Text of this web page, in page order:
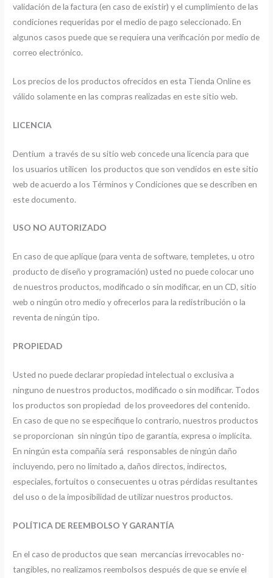
validación de la factura (en caso de existir) y el cumplimiento de las
condiciones requeridas por el medio de pago seleccionado. En
algunos casos puede que se requiera una verificación por medio de
correo electrónico.
Los precios de los productos ofrecidos en esta Tienda Online es
válido solamente en las compras realizadas en este sitio web.
LICENCIA
Dentium a través de su sitio web concede una licencia para que
los usuarios utilicen los productos que son vendidos en este sitio
web de acuerdo a los Términos y Condiciones que se describen en
este documento.
USO NO AUTORIZADO
En caso de que aplique (para venta de software, templetes, u otro
producto de diseño y programación) usted no puede colocar uno
de nuestros productos, modificado o sin modificar, en un CD, sitio
web o ningún otro medio y ofrecerlos para la redistribución o la
reventa de ningún tipo.
PROPIEDAD
Usted no puede declarar propiedad intelectual o exclusiva a
ninguno de nuestros productos, modificado o sin modificar. Todos
los productos son propiedad de los proveedores del contenido.
En caso de que no se especifique lo contrario, nuestros productos
se proporcionan sin ningún tipo de garantía, expresa o implícita.
En ningún esta compañía será responsables de ningún daño
incluyendo, pero no limitado a, daños directos, indirectos,
especiales, fortuitos o consecuentes u otras pérdidas resultantes
del uso o de la imposibilidad de utilizar nuestros productos.
POLÍTICA DE REEMBOLSO Y GARANTÍA
En el caso de productos que sean mercancías irrevocables no-
tangibles, no realizamos reembolsos después de que se envíe el